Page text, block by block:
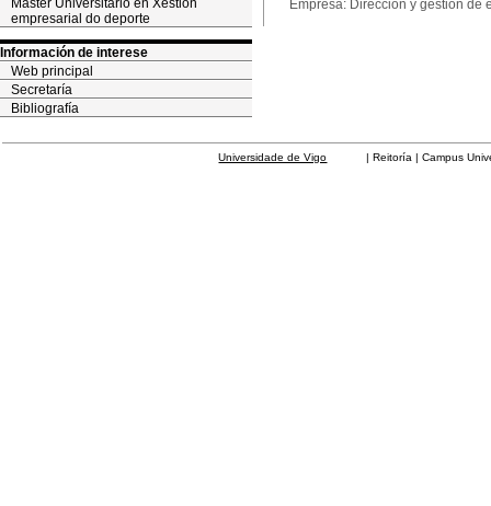
Máster Universitario en Xestión
empresarial do deporte
Información de interese
Web principal
Secretaría
Bibliografía
Empresa: Dirección y gestión de
Universidade de Vigo | Reitoría | Campus